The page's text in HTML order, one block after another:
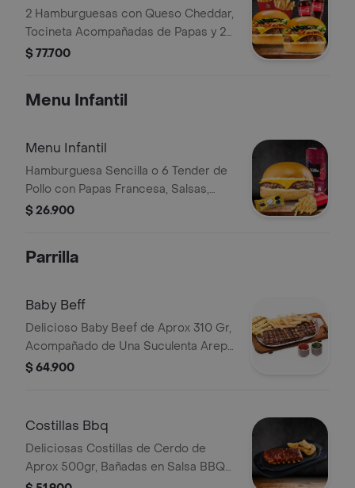
2 Hamburguesas con Queso Cheddar,
Tocineta Acompañadas de Papas y 2
Bebida
$ 77.700
Menu Infantil
Menu Infantil
Hamburguesa Sencilla o 6 Tender de
Pollo con Papas Francesa, Salsas,
Jugo Del Valle 200 ml y Juguete de
$ 26.900
Parrilla
Baby Beff
Delicioso Baby Beef de Aprox 310 Gr,
Acompañado de Una Suculenta Arepa
Recién Hecha y Papas Francesa.
$ 64.900
Costillas Bbq
Deliciosas Costillas de Cerdo de
Aprox 500gr, Bañadas en Salsa BBQ